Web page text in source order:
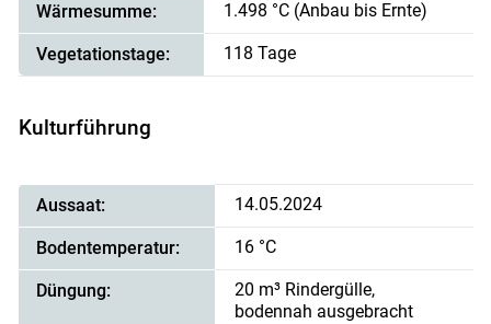
Wärmesumme: 1.498 °C (Anbau bis Ernte)
Vegetationstage: 118 Tage
Kulturführung
Aussaat: 14.05.2024
Bodentemperatur: 16 °C
Düngung:
20 m³ Rindergülle,
bodennah ausgebracht